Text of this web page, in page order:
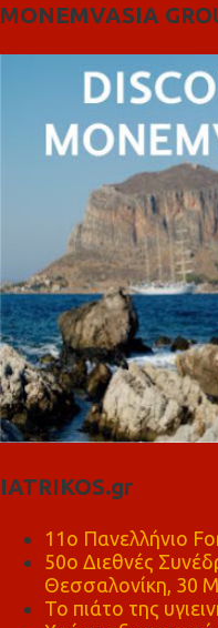
MONEMVASIA
IATRIKOS.gr
11ο Πανελλήνιο
50ο Διεθνές
Θεσσαλονίκη, 30
Το πιάτο της